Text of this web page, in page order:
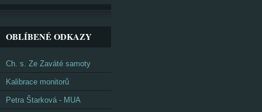
OBLÍBENÉ ODKAZY
Ch. s. Ze Zaváté samoty
Kalibrace monitorů
Petra Štarková - MUA